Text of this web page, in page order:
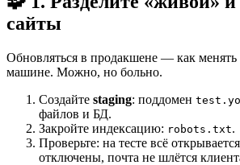
сайты
Обновляться в продакшене — как менять
машине. Можно, но больно.
Создайте staging: поддомен
файлов и БД.
Закройте индексацию: robots.txt.
Проверьте: на тесте всё
отключены, почта не шлётся